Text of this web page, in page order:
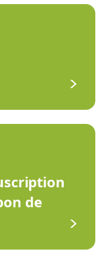
de